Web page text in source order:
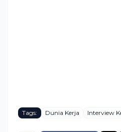
Tags: Dunia Kerja Interview